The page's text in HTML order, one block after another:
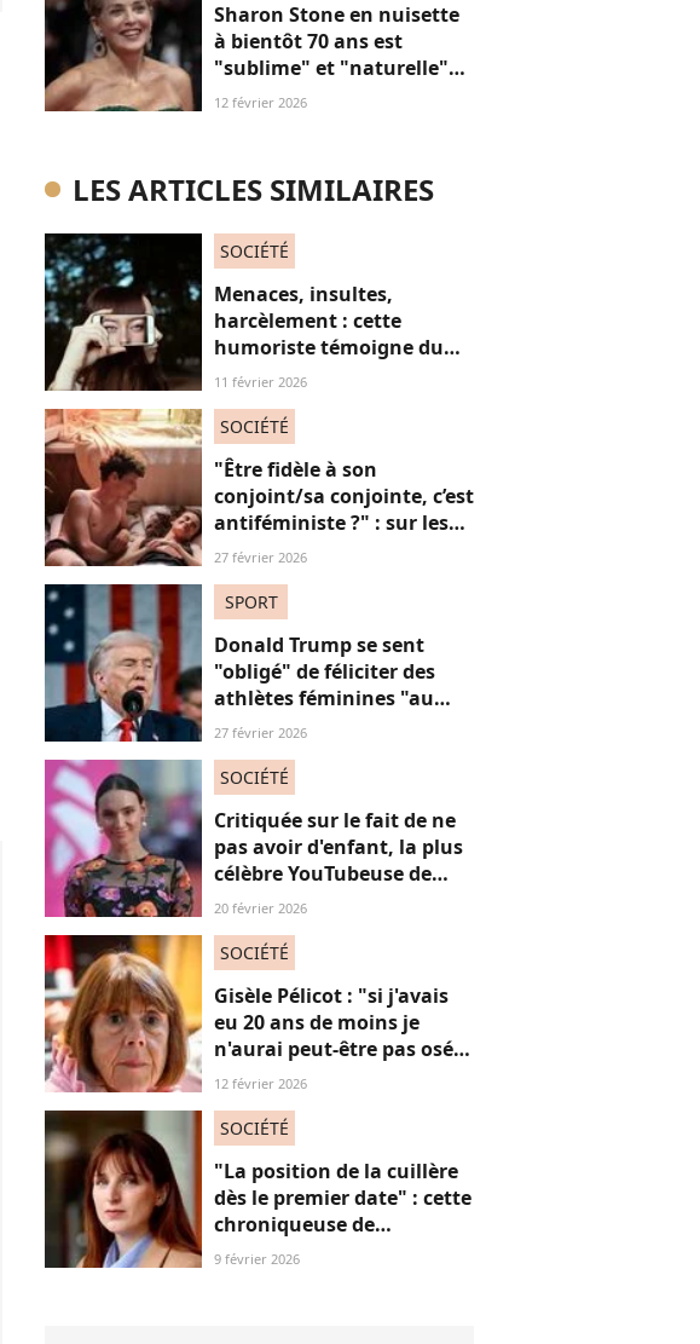
Sharon Stone en nuisette
à bientôt 70 ans est
"sublime" et "naturelle"
sur ces images qui
12 février 2026
LES ARTICLES SIMILAIRES
SOCIÉTÉ
Menaces, insultes,
harcèlement : cette
humoriste témoigne du
sort des femmes sur les
11 février 2026
SOCIÉTÉ
"Être fidèle à son
conjoint/sa conjointe, c’est
antiféministe ?" : sur les
réseaux sociaux, cette
27 février 2026
SPORT
Donald Trump se sent
"obligé" de féliciter des
athlètes féminines "au
risque d'être destitué"
27 février 2026
SOCIÉTÉ
Critiquée sur le fait de ne
pas avoir d'enfant, la plus
célèbre YouTubeuse de
France répond aux
fragile"
20 février 2026
SOCIÉTÉ
Gisèle Pélicot : "si j'avais
eu 20 ans de moins je
n'aurai peut-être pas osé
refuser le huis-clos"
12 février 2026
SOCIÉTÉ
"La position de la cuillère
dès le premier date" : cette
chroniqueuse de
Quotidien s'amuse de
9 février 2026